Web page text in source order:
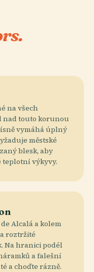
na všech
nad touto korunou
vymáhá úplný
městské
blesk, aby
výkyvy.
Alcalá a kolem
roztržité
Na hranici podél
a falešní
a choďte rázně.